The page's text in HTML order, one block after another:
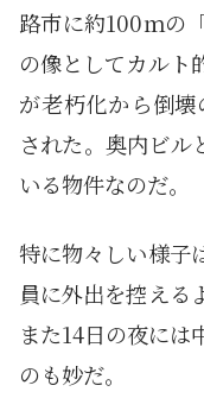
路市に約100ｍの
の像としてカルト
が老朽化から倒
された。奥内ビル
いる物件なのだ。
特に物々しい様子
員に外出を控える
また14日の夜には
のも妙だ。